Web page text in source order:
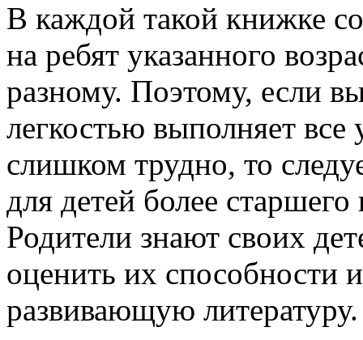
В каждой такой книжке
на ребят указанного
разному. Поэтому, если
легкостью выполняет
слишком трудно, то
для детей более
Родители знают своих
оценить их способности
развивающую литературу.